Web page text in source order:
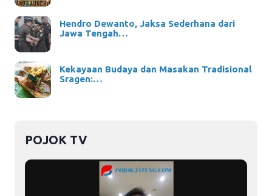
Hendro Dewanto, Jaksa Sederhana dari
Jawa Tengah…
Kekayaan Budaya dan Masakan Tradisional
Sragen:…
POJOK TV